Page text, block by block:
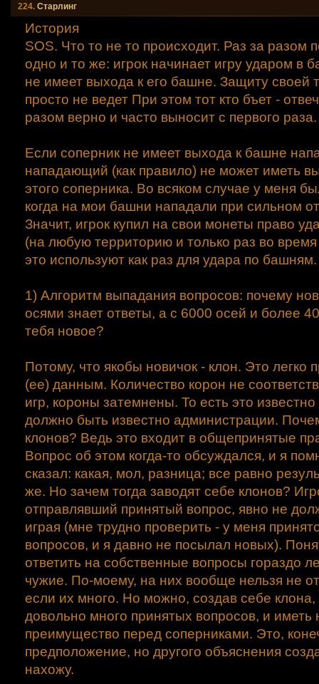
224. Старлинг
История
SOS. Что то не то происходит. Раз за разом
одно и то же: игрок начинает игру ударом в
не имеет выхода к его башне. Защиту своей
просто не ведет При этом тот кто бъет -
разом верно и часто выносит с первого раза.
Если соперник не имеет выхода к башне
нападающий (как правило) не может иметь
этого соперника. Во всяком случае у меня
когда на мои башни нападали при сильном
Значит, игрок купил на свои монеты право
(на любую территорию и только раз во
это используют как раз для удара по башням.
1) Алгоритм выпадания вопросов: почему
осями знает ответы, а с 6000 осей и более
тебя новое?
Потому, что якобы новичок - клон. Это легко
(ее) данным. Количество корон не
игр, короны затемнены. То есть это
должно быть известно администрации.
клонов? Ведь это входит в общепринятые
Вопрос об этом когда-то обсуждался, и я
сказал: какая, мол, разница; все равно
же. Но зачем тогда заводят себе клонов?
отправлявший принятый вопрос, явно не
играя (мне трудно проверить - у меня
вопросов, и я давно не посылал новых).
ответить на собственные вопросы гораздо
чужие. По-моему, на них вообще нельзя не
если их много. Но можно, создав себе
довольно много принятых вопросов, и иметь
преимущество перед соперниками. Это,
предположение, но другого объяснения
нахожу.